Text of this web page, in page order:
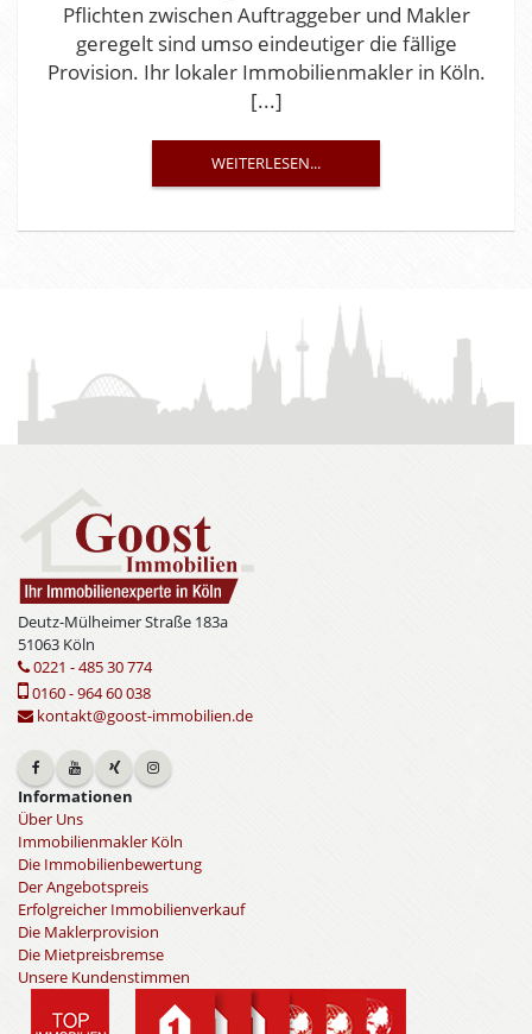
Pflichten zwischen Auftraggeber und Makler
geregelt sind umso eindeutiger die fällige
Provision. Ihr lokaler Immobilienmakler in Köln.
[...]
WEITERLESEN...
Deutz-Mülheimer Straße 183a
51063 Köln
0221 - 485 30 774
0160 - 964 60 038
kontakt@goost-immobilien.de
Informationen
Über Uns
Immobilienmakler Köln
Die Immobilienbewertung
Der Angebotspreis
Erfolgreicher Immobilienverkauf
Die Maklerprovision
Die Mietpreisbremse
Unsere Kundenstimmen